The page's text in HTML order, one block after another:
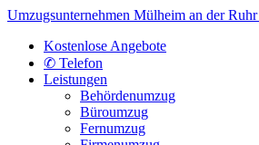
Umzugsunternehmen Mülheim an der Ruhr
Kostenlose Angebote
✆ Telefon
Leistungen
Behördenumzug
Büroumzug
Fernumzug